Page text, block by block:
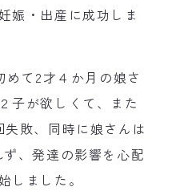
娠・出産に成功しま
て2才４か月の娘さ
子が欲しくて、また
敗、同時に娘さんは
、発達の影響を心配
しました。